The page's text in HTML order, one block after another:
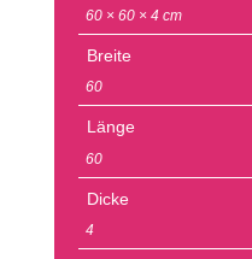
60 × 60 × 4 cm
Breite
60
Länge
60
Dicke
4